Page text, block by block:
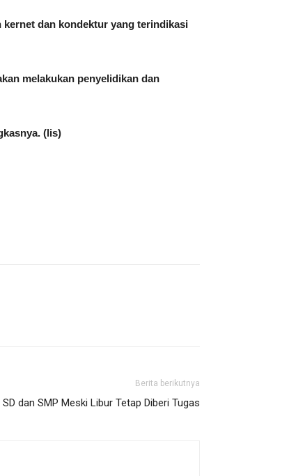
dan kondektur yang terindikasi
melakukan penyelidikan dan
(lis)
Berita berikutnya
dan SMP Meski Libur Tetap Diberi Tugas